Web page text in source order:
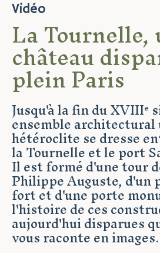
Vidéo
La Tournelle,
château
plein Paris
Jusqu'à la fin du XVIIIe
ensemble architectural
hétéroclite se dresse
la Tournelle et le port
Il est formé d'une tour
Philippe Auguste, d'un
fort et d'une porte
l'histoire de ces
aujourd'hui disparues
vous raconte en images.